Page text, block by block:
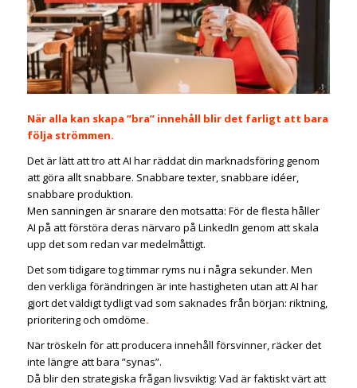
När alla kan skapa ”bra” innehåll blir det farligt att bara
följa strömmen.
Det är lätt att tro att AI har räddat din marknadsföring genom
att göra allt snabbare. Snabbare texter, snabbare idéer,
snabbare produktion.
Men sanningen är snarare den motsatta: För de flesta håller
AI på att förstöra deras närvaro på LinkedIn genom att skala
upp det som redan var medelmåttigt.
Det som tidigare tog timmar ryms nu i några sekunder. Men
den verkliga förändringen är inte hastigheten utan att AI har
gjort det väldigt tydligt vad som saknades från början: riktning,
prioritering och omdöme.
När tröskeln för att producera innehåll försvinner, räcker det
inte längre att bara ”synas”.
Då blir den strategiska frågan livsviktig: Vad är faktiskt värt att